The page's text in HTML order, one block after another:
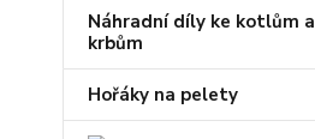
Náhradní díly ke kotlům a
krbům
Hořáky na pelety